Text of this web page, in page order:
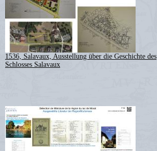
1536, Salavaux, Ausstellung über die Geschichte des
Schlosses Salavaux